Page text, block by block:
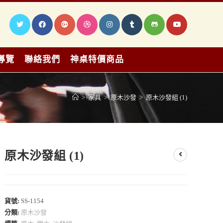
覽 聯絡我們 神桌特價商品
> 家具 > 原木沙發 > 原木沙發組 (1)
原木沙發組 (1)
貨號: SS-1154
分類: 原木沙發